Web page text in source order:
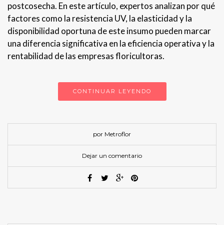
postcosecha. En este artículo, expertos analizan por qué
factores como la resistencia UV, la elasticidad y la
disponibilidad oportuna de este insumo pueden marcar
una diferencia significativa en la eficiencia operativa y la
rentabilidad de las empresas floricultoras.
CONTINUAR LEYENDO
por Metroflor
Dejar un comentario